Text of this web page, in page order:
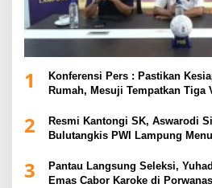
1
Konferensi Pers : Pastikan
Rumah, Mesuji Tempatkan Tiga
2
Resmi Kantongi SK, Aswarodi
Bulutangkis PWI Lampung
3
Pantau Langsung Seleksi,
Emas Cabor Karoke di